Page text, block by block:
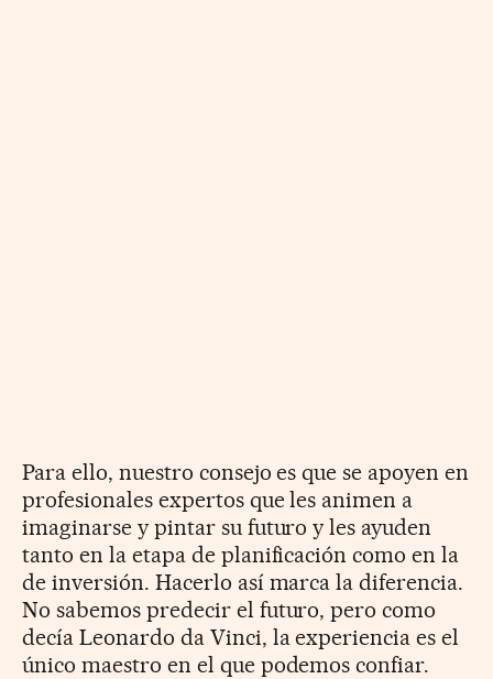
Para ello, nuestro consejo es que se apoyen en
profesionales expertos que les animen a
imaginarse y pintar su futuro y les ayuden
tanto en la etapa de planificación como en la
de inversión. Hacerlo así marca la diferencia.
No sabemos predecir el futuro, pero como
decía Leonardo da Vinci, la experiencia es el
único maestro en el que podemos confiar.